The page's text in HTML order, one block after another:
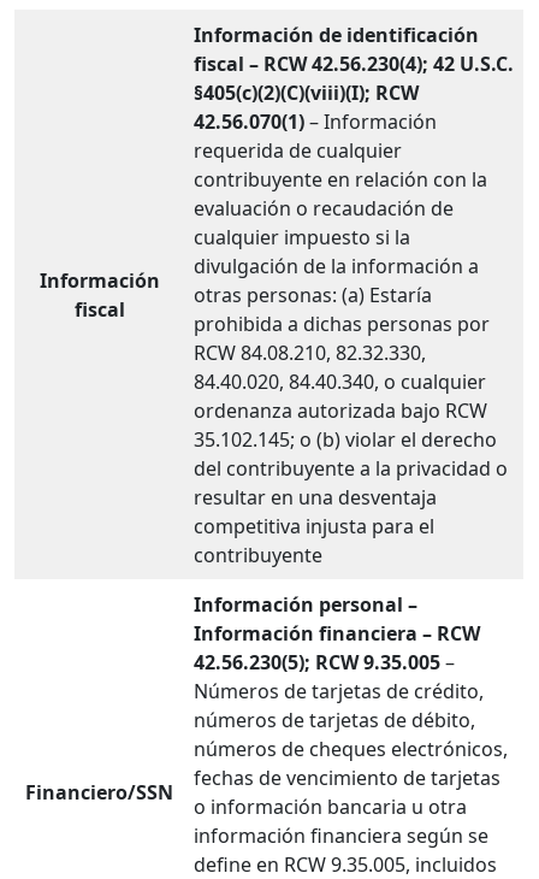
Información
fiscal
Información de identificación
fiscal – RCW 42.56.230(4); 42 U.S.C.
§405(c)(2)(C)(viii)(I); RCW
42.56.070(1)– Información
requerida de cualquier
contribuyente en relación con la
evaluación o recaudación de
cualquier impuesto si la
divulgación de la información a
otras personas: (a) Estaría
prohibida a dichas personas por
RCW 84.08.210, 82.32.330,
84.40.020, 84.40.340, o cualquier
ordenanza autorizada bajo RCW
35.102.145; o (b) violar el derecho
del contribuyente a la privacidad o
resultar en una desventaja
competitiva injusta para el
contribuyente
Financiero/SSN
Información personal –
Información financiera – RCW
42.56.230(5); RCW 9.35.005–
Números de tarjetas de crédito,
números de tarjetas de débito,
números de cheques electrónicos,
fechas de vencimiento de tarjetas
o información bancaria u otra
información financiera según se
define en RCW 9.35.005, incluidos